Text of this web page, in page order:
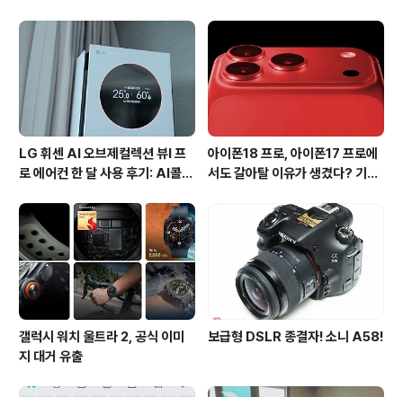
사용 후기
LG 휘센 AI 오브제컬렉션 뷰I 프
로 에어컨 한 달 사용 후기: AI콜드
아이폰18 프로, 아이폰17 프로에
서도 갈아탈 이유가 생겼다? 기대
갤럭시 워치 울트라 2, 공식 이미
지 대거 유출
보급형 DSLR 종결자! 소니 A58!